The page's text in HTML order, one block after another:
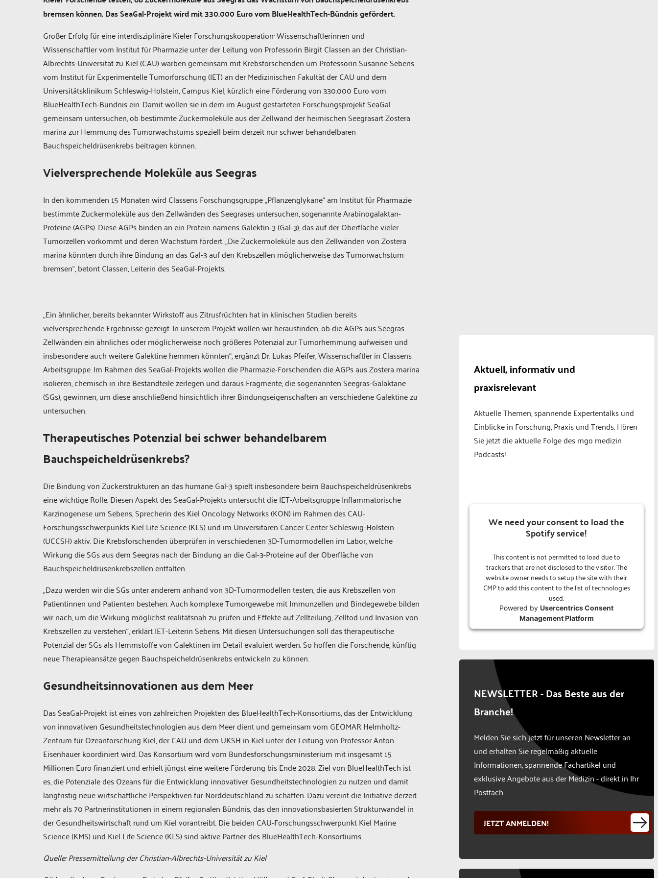
bremsen können. Das SeaGal-Projekt wird mit 330.000 Euro vom BlueHealthTech-Bündnis gefördert.
Großer Erfolg für eine interdisziplinäre Kieler Forschungskooperation: Wissenschaftlerinnen und
Wissenschaftler vom Institut für Pharmazie unter der Leitung von Professorin Birgit Classen an der Christian-
Albrechts-Universität zu Kiel (CAU) warben gemeinsam mit Krebsforschenden um Professorin Susanne Sebens
vom Institut für Experimentelle Tumorforschung (IET) an der Medizinischen Fakultät der CAU und dem
Universitätsklinikum Schleswig-Holstein, Campus Kiel, kürzlich eine Förderung von 330.000 Euro vom
BlueHealthTech-Bündnis ein. Damit wollen sie in dem im August gestarteten Forschungsprojekt SeaGal
gemeinsam untersuchen, ob bestimmte Zuckermoleküle aus der Zellwand der heimischen Seegrasart Zostera
marina zur Hemmung des Tumorwachstums speziell beim derzeit nur schwer behandelbaren
Bauchspeicheldrüsenkrebs beitragen können.
Vielversprechende Moleküle aus Seegras
In den kommenden 15 Monaten wird Classens Forschungsgruppe „Pflanzenglykane“ am Institut für Pharmazie
bestimmte Zuckermoleküle aus den Zellwänden des Seegrases untersuchen, sogenannte Arabinogalaktan-
Proteine (AGPs). Diese AGPs binden an ein Protein namens Galektin-3 (Gal-3), das auf der Oberfläche vieler
Tumorzellen vorkommt und deren Wachstum fördert. „Die Zuckermoleküle aus den Zellwänden von Zostera
marina könnten durch ihre Bindung an das Gal-3 auf den Krebszellen möglicherweise das Tumorwachstum
bremsen“, betont Classen, Leiterin des SeaGal-Projekts.
„Ein ähnlicher, bereits bekannter Wirkstoff aus Zitrusfrüchten hat in klinischen Studien bereits
vielversprechende Ergebnisse gezeigt. In unserem Projekt wollen wir herausfinden, ob die AGPs aus Seegras-
Zellwänden ein ähnliches oder möglicherweise noch größeres Potenzial zur Tumorhemmung aufweisen und
insbesondere auch weitere Galektine hemmen könnten“, ergänzt Dr. Lukas Pfeifer, Wissenschaftler in Classens
Arbeitsgruppe. Im Rahmen des SeaGal-Projekts wollen die Pharmazie-Forschenden die AGPs aus Zostera marina
isolieren, chemisch in ihre Bestandteile zerlegen und daraus Fragmente, die sogenannten Seegras-Galaktane
(SGs), gewinnen, um diese anschließend hinsichtlich ihrer Bindungseigenschaften an verschiedene Galektine zu
untersuchen.
Therapeutisches Potenzial bei schwer behandelbarem
Bauchspeicheldrüsenkrebs?
Die Bindung von Zuckerstrukturen an das humane Gal-3 spielt insbesondere beim Bauchspeicheldrüsenkrebs
eine wichtige Rolle. Diesen Aspekt des SeaGal-Projekts untersucht die IET-Arbeitsgruppe Inflammatorische
Karzinogenese um Sebens, Sprecherin des Kiel Oncology Networks (KON) im Rahmen des CAU-
Forschungsschwerpunkts Kiel Life Science (KLS) und im Universitären Cancer Center Schleswig-Holstein
(UCCSH) aktiv. Die Krebsforschenden überprüfen in verschiedenen 3D-Tumormodellen im Labor, welche
Wirkung die SGs aus dem Seegras nach der Bindung an die Gal-3-Proteine auf der Oberfläche von
Bauchspeicheldrüsenkrebszellen entfalten.
„Dazu werden wir die SGs unter anderem anhand von 3D-Tumormodellen testen, die aus Krebszellen von
Patientinnen und Patienten bestehen. Auch komplexe Tumorgewebe mit Immunzellen und Bindegewebe bilden
wir nach, um die Wirkung möglichst realitätsnah zu prüfen und Effekte auf Zellteilung, Zelltod und Invasion von
Krebszellen zu verstehen“, erklärt IET-Leiterin Sebens. Mit diesen Untersuchungen soll das therapeutische
Potenzial der SGs als Hemmstoffe von Galektinen im Detail evaluiert werden. So hoffen die Forschende, künftig
neue Therapieansätze gegen Bauchspeicheldrüsenkrebs entwickeln zu können.
Gesundheitsinnovationen aus dem Meer
Das SeaGal-Projekt ist eines von zahlreichen Projekten des BlueHealthTech-Konsortiums, das der Entwicklung
von innovativen Gesundheitstechnologien aus dem Meer dient und gemeinsam vom GEOMAR Helmholtz-
Zentrum für Ozeanforschung Kiel, der CAU und dem UKSH in Kiel unter der Leitung von Professor Anton
Eisenhauer koordiniert wird. Das Konsortium wird vom Bundesforschungsministerium mit insgesamt 15
Millionen Euro finanziert und erhielt jüngst eine weitere Förderung bis Ende 2028. Ziel von BlueHealthTech ist
es, die Potenziale des Ozeans für die Entwicklung innovativer Gesundheitstechnologien zu nutzen und damit
langfristig neue wirtschaftliche Perspektiven für Norddeutschland zu schaffen. Dazu vereint die Initiative derzeit
mehr als 70 Partnerinstitutionen in einem regionalen Bündnis, das den innovationsbasierten Strukturwandel in
der Gesundheitswirtschaft rund um Kiel vorantreibt. Die beiden CAU-Forschungsschwerpunkt Kiel Marine
Science (KMS) und Kiel Life Science (KLS) sind aktive Partner des BlueHealthTech-Konsortiums.
Quelle: Pressemitteilung der Christian-Albrechts-Universität zu Kiel
Aktuell, informativ und
praxisrelevant
Aktuelle Themen, spannende Expertentalks und
Einblicke in Forschung, Praxis und Trends. Hören
Sie jetzt die aktuelle Folge des mgo medizin
Podcasts!
We need your consent to load the
Spotify service!
This content is not permitted to load due to
trackers that are not disclosed to the visitor. The
website owner needs to setup the site with their
CMP to add this content to the list of technologies
used.
Powered byUsercentrics Consent
Management Platform
NEWSLETTER - Das Beste aus der
Branche!
Melden Sie sich jetzt für unseren Newsletter an
und erhalten Sie regelmäßig aktuelle
Informationen, spannende Fachartikel und
exklusive Angebote aus der Medizin - direkt in Ihr
Postfach
JETZT ANMELDEN!